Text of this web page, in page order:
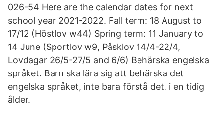
026-54 Here are the calendar dates for next
school year 2021-2022. Fall term: 18 August to
17/12 (Höstlov w44) Spring term: 11 January to
14 June (Sportlov w9, Påsklov 14/4-22/4,
Lovdagar 26/5-27/5 and 6/6) Behärska engelska
språket. Barn ska lära sig att behärska det
engelska språket, inte bara förstå det, i en tidig
ålder.